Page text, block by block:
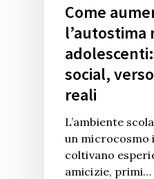
Come
l’autostima
social,
reali
L’ambiente
un microcosmo
coltivano
amicizie, primi…